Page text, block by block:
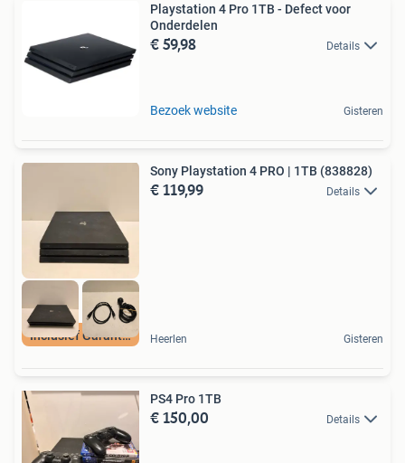
Playstation 4 Pro 1TB - Defect voor
Onderdelen
€ 59,98 Details
Bezoek website Gisteren
Inclusief Garantie
Sony Playstation 4 PRO | 1TB (838828)
€ 119,99 Details
Heerlen Gisteren
PS4 Pro 1TB
€ 150,00 Details